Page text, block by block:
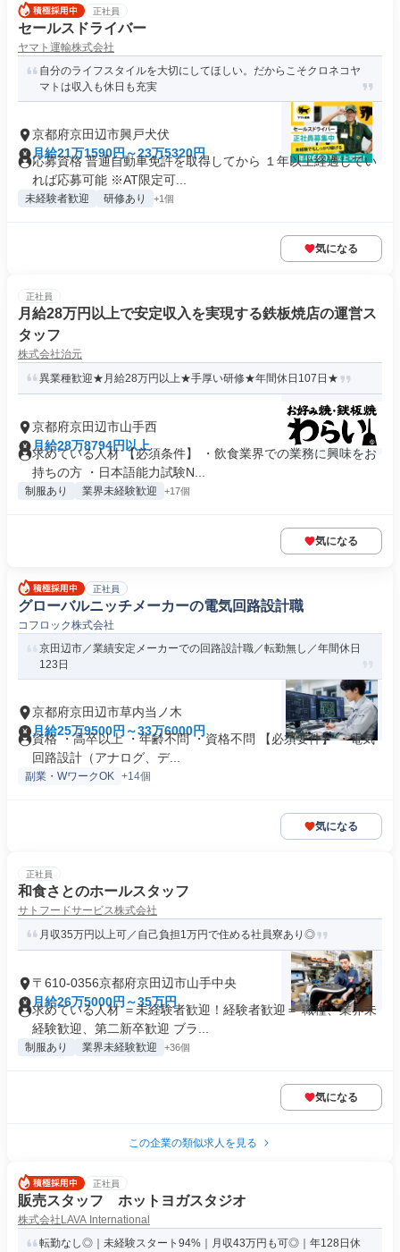
正社員
セールスドライバー
ヤマト運輸株式会社
自分のライフスタイルを大切にしてほしい。だからこそクロネコヤ
マトは収入も休日も充実
京都府京田辺市興戸犬伏
月給21万1590円～23万5320円
応募資格 普通自動車免許を取得してから １年以上経過してい
れば応募可能 ※AT限定可...
未経験者歓迎 研修あり +1個
気になる
正社員
月給28万円以上で安定収入を実現する鉄板焼店の運営ス
タッフ
株式会社治元
異業種歓迎★月給28万円以上★手厚い研修★年間休日107日★
京都府京田辺市山手西
月給28万8794円以上
求めている人材 【必須条件】 ・飲食業界での業務に興味をお
持ちの方 ・日本語能力試験N...
制服あり 業界未経験歓迎 +17個
気になる
正社員
グローバルニッチメーカーの電気回路設計職
コフロック株式会社
京田辺市／業績安定メーカーでの回路設計職／転勤無し／年間休日
123日
京都府京田辺市草内当ノ木
月給25万9500円～33万6000円
資格 ・高卒以上 ・年齢不問 ・資格不問 【必須要件】 ・電気
回路設計（アナログ、デ...
副業・WワークOK +14個
気になる
正社員
和食さとのホールスタッフ
サトフードサービス株式会社
月収35万円以上可／自己負担1万円で住める社員寮あり◎
〒610-0356京都府京田辺市山手中央
月給26万5000円～35万円
求めている人材 ＝未経験者歓迎！経験者歓迎＝ 職種、業界未
経験歓迎、第二新卒歓迎 ブラ...
制服あり 業界未経験歓迎 +36個
気になる
この企業の類似求人を見る
正社員
販売スタッフ ホットヨガスタジオ
株式会社LAVA International
転勤なし◎｜未経験スタート94%｜月収43万円も可◎｜年128日休